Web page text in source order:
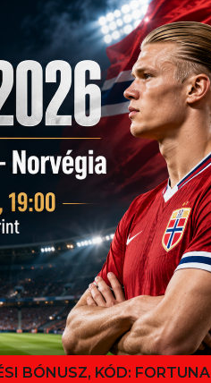
BÓNUSZ, KÓD: FORTUNA